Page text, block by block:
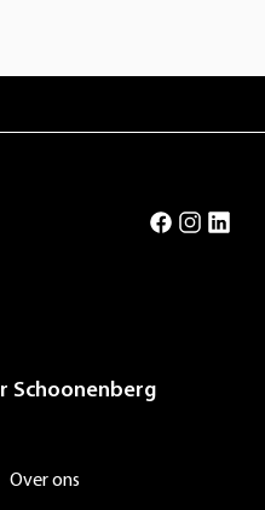
Schoonenberg
Over ons